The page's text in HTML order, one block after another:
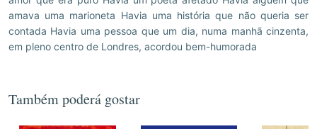
amava uma marioneta Havia uma história que não queria ser
contada Havia uma pessoa que um dia, numa manhã cinzenta,
em pleno centro de Londres, acordou bem-humorada
Também poderá gostar